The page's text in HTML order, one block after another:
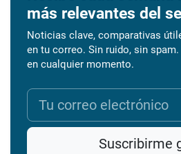
más relevantes del
Noticias clave, comparativas
en tu correo. Sin ruido, sin
en cualquier momento.
Suscribirme